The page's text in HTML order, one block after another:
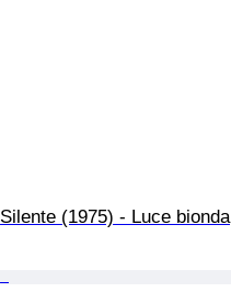
Silente (1975) - Luce bionda